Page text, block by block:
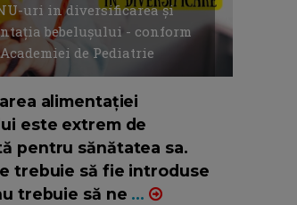
uri in diversificarea și
bebelușului - conform
Academiei de Pediatrie
alimentației
este extrem de
pentru sănătatea sa.
trebuie să fie introduse
trebuie să ne ...